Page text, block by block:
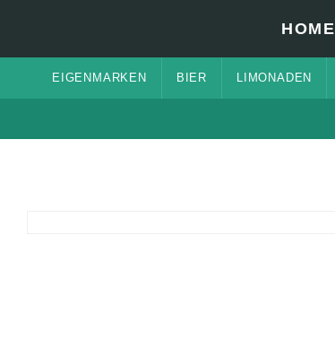
HOME
EIGENMARKEN BIER LIMONADEN